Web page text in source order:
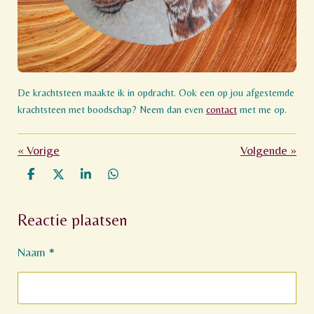
De krachtsteen maakte ik in opdracht. Ook een op jou afgestemde
krachtsteen met boodschap? Neem dan even contact met me op.
« Vorige Volgende »
D
e
D
l
S
r
D
e
Reactie plaatsen
Naam *